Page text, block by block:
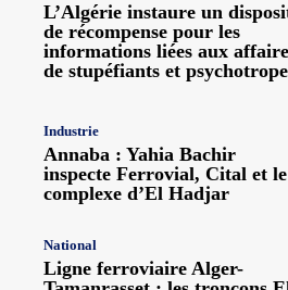
L’Algérie instaure un
de récompense pour les
informations liées aux
de stupéfiants et
Industrie
Annaba : Yahia Bachir
inspecte Ferrovial, Cital et le
complexe d’El Hadjar
National
Ligne ferroviaire Alger-